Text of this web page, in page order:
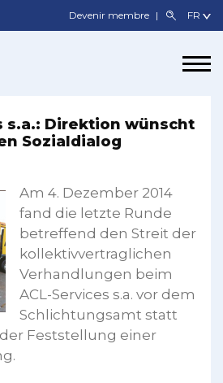
Devenir membre
s.a.: Direktion wünscht
Sozialdialog
Am 4. Dezember 2014
fand die letzte Runde
betreffend den Streit der
kollektivvertraglichen
Verhandlungen beim
ACL-Services s.a. vor dem
Schlichtungsamt statt
Feststellung einer